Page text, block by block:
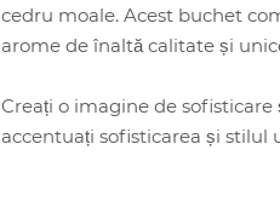
cedru moale. Acest buchet
arome de înaltă calitate și
Creați o imagine de
accentuați sofisticarea și stilul